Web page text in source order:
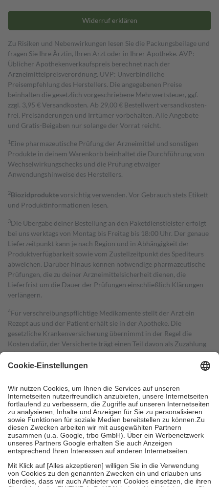
Widerruf erklären
Zu Risiken und Nebenwirkungen lesen Sie die Packungsbeilage und
fragen Sie Ihre Ärztin, Ihren Arzt oder in Ihrer Apotheke. AVP:
Üblicher Apothekenverkaufspreis berechnet nach der
Arzneimittelpreisverordnung. UVP: Unverbindliche
Preisempfehlung des Herstellers. Die angegebenen Preise
beinhalten die gesetzlich vorgeschriebene Mehrwertsteuer, ggf.
zzgl. 3,95 € Versandkosten. Ab 29,00 € Bestell­wert versand­kosten­
frei. Preisänderungen und Irrtümer vorbehalten. Alle Angebote
und Gratis-Beigaben nur solange der Vorrat reicht.
1 Eine pharmazeutische Prüfung der Arzneimittel und sonstigen
Produkte in deinem Warenkorb beinhaltet die Durchführung von
Wechselwirkungschecks und die Prüfung etwaiger
Anwendungshinweise des Herstellers.
2Biozidproduktevorsichtig verwenden. Vor Gebrauch stets Etikett
und Produktinformationen lesen.
3Die Übergabe deiner Bestellung an den Paketdienstleister erfolgt
bei uns werktags von Montag bis Freitag bis 18:00 Uhr. Der genaue
Lieferzeitpunkt kann je nach Region und in Abhängigkeit der
Produktverfügbarkeit sowie vom Zustellzeitpunkt des Spediteurs
abweichen. Darüber hinaus können notwendige pharmazeutische
Prüfungen, die zu deiner Arzneimittelsicherheit dienen, die
Lieferfrist um die Dauer der Prüfungen einschließlich Klärungen
verlängern.
4Für verschreibungspflichtige Medikamente stellt der Arzt ein
Rezept aus und der Patient erhält sie in der Apotheke. Die
gesetzliche Krankenversicherung übernimmt in der Regel die
Kosten dafür, der Versicherte trägt einen Teil davon als Zuzahlung
mit.
Grundsätzlich leisten Mitglieder Zuzahlungen in Höhe von zehn
höchstens zehn Euro.
Es sind jedoch nie mehr als die tatsächlichen
Kosten der Leistung zu entrichten.
Diese Regeln gelten grundsätzlich auch für Online-Apotheken.
Bei Heilmitteln und häuslicher Krankenpflege beträgt die
Zuzahlung zehn Prozent der Kosten sowie zehn Euro je
Verordnung.
Um das Engagement der Versicherten für ihre eigene Gesundheit zu
stärken und die besondere Stellung der Familie zu unterstützen,
fallenkeine Zuzahlungenan bei:
• Kindern und Jugendlichen bis zum vollendeten 18. Lebensjahr